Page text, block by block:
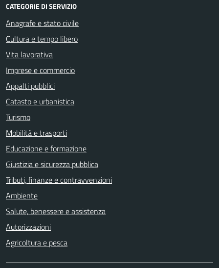
CATEGORIE DI SERVIZIO
Anagrafe e stato civile
Cultura e tempo libero
Vita lavorativa
Imprese e commercio
Appalti pubblici
Catasto e urbanistica
Turismo
Mobilità e trasporti
Educazione e formazione
Giustizia e sicurezza pubblica
Tributi, finanze e contravvenzioni
Ambiente
Salute, benessere e assistenza
Autorizzazioni
Agricoltura e pesca